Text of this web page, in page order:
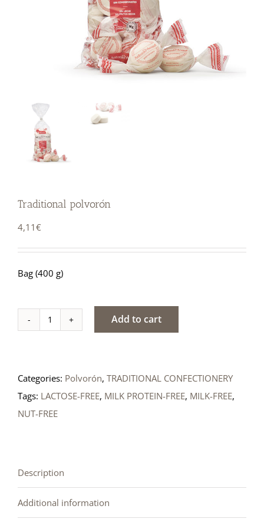
Traditional polvorón
4,11€
Bag (400 g)
Traditional
Add to cart
Categories: Polvorón, TRADITIONAL CONFECTIONERY
Tags: LACTOSE-FREE, MILK PROTEIN-FREE, MILK-FREE,
NUT-FREE
Description
Additional information